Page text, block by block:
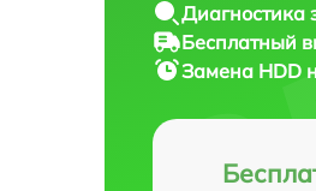
Диагностика
Бесплатный
Замена HDD